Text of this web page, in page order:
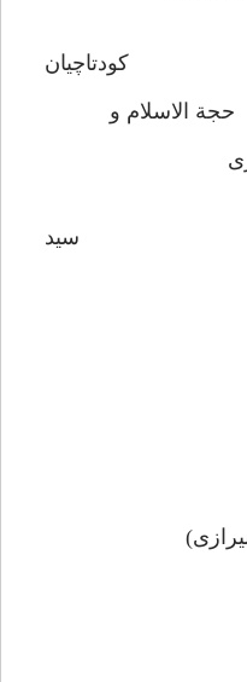
و
سید
اسلام
شیرازی)